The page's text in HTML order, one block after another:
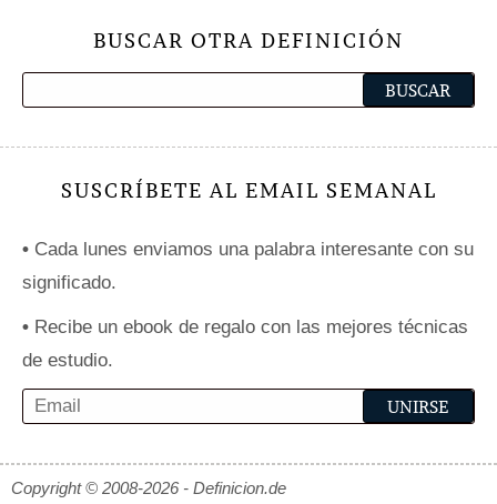
BUSCAR OTRA DEFINICIÓN
SUSCRÍBETE AL EMAIL SEMANAL
• Cada lunes enviamos una palabra interesante con su
significado.
• Recibe un ebook de regalo con las mejores técnicas
de estudio.
Copyright © 2008-2026 - Definicion.de